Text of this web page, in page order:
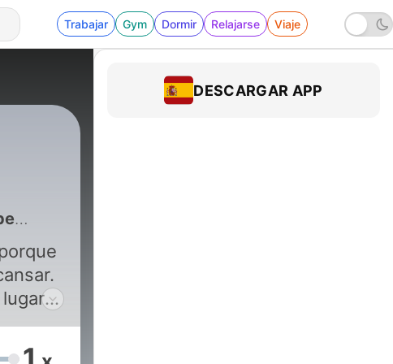
Trabajar Gym Dormir Relajarse Viaje
291
DESCARGAR APP